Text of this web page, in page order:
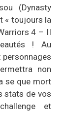
(Dynasty
« toujours la
4 – II
! Au
personnages
non
se que mort
stats de vos
et